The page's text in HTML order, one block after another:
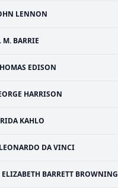
LENNON
M. BARRIE
EDISON
HARRISON
KAHLO
DA VINCI
ELIZABETH BARRETT BROWNING